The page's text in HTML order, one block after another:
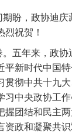
专项行动 涉历
示范州 展望
团结奋进 抗击疫
2018年“世界艾
焰蓝 诚信建设
盼，政协迪庆
祝贺！
五年来，政协
平新时代中国
贯彻中共十九
习中央政协工
握团结和民主
资政和凝聚共